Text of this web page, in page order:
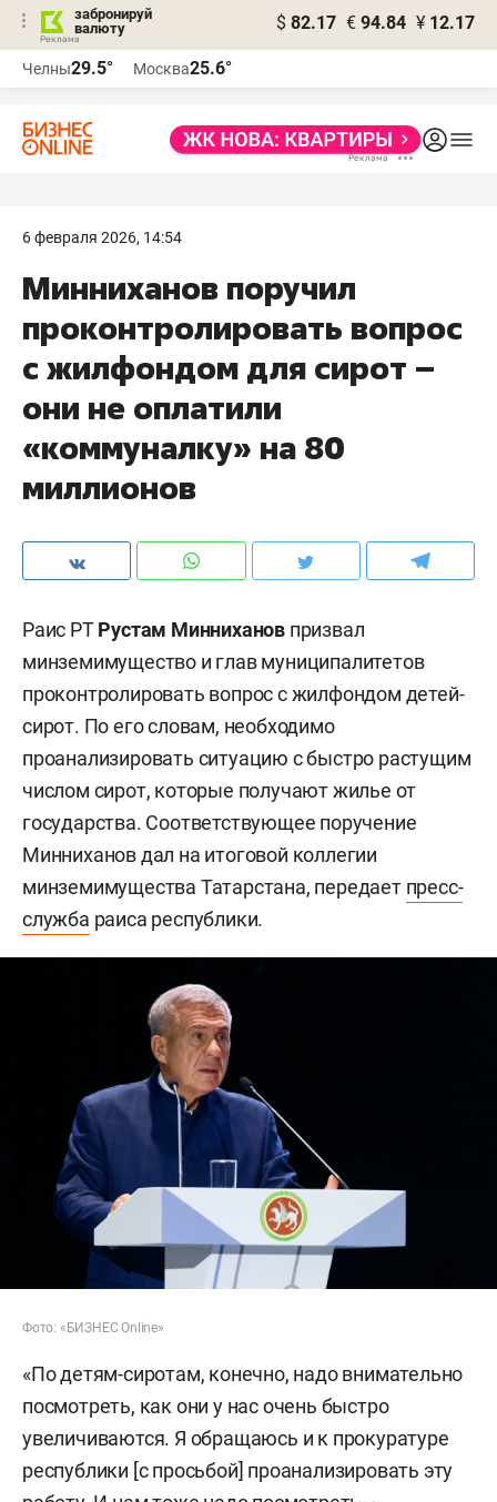
забронируй
валюту
$ 82.17 € 94.84 ¥ 12.17
Челны29.5° Москва25.6°
6 февраля 2026, 14:54
Минниханов поручил
проконтролировать вопрос
с жилфондом для сирот –
они не оплатили
«коммуналку» на 80
миллионов
Раис РТРустам Минниханов призвал
минземимущество и глав муниципалитетов
проконтролировать вопрос с жилфондом детей-
сирот. По его словам, необходимо
проанализировать ситуацию с быстро растущим
числом сирот, которые получают жилье от
государства. Соответствующее поручение
Минниханов дал на итоговой коллегии
минземимущества Татарстана, передает пресс-
служба раиса республики.
Фото: «БИЗНЕС Online»
«По детям-сиротам, конечно, надо внимательно
посмотреть, как они у нас очень быстро
увеличиваются. Я обращаюсь и к прокуратуре
республики [с просьбой] проанализировать эту